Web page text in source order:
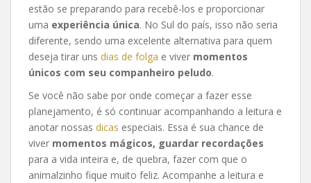
estão se preparando para recebê-los e proporcionar
uma experiência única. No Sul do país, isso não seria
diferente, sendo uma excelente alternativa para quem
deseja tirar uns dias de folga e viver momentos
únicos com seu companheiro peludo.
Se você não sabe por onde começar a fazer esse
planejamento, é só continuar acompanhando a leitura e
anotar nossas dicas especiais. Essa é sua chance de
viver momentos mágicos, guardar recordações
para a vida inteira e, de quebra, fazer com que o
animalzinho fique muito feliz. Acompanhe a leitura e